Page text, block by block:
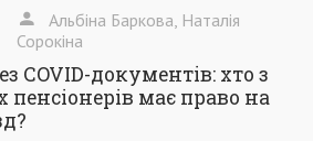
Альбіна Баркова, Наталія
Сорокіна
COVID-документів: хто з
пенсіонерів має право на